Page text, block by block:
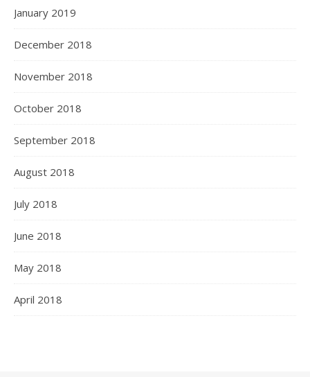
January 2019
December 2018
November 2018
October 2018
September 2018
August 2018
July 2018
June 2018
May 2018
April 2018